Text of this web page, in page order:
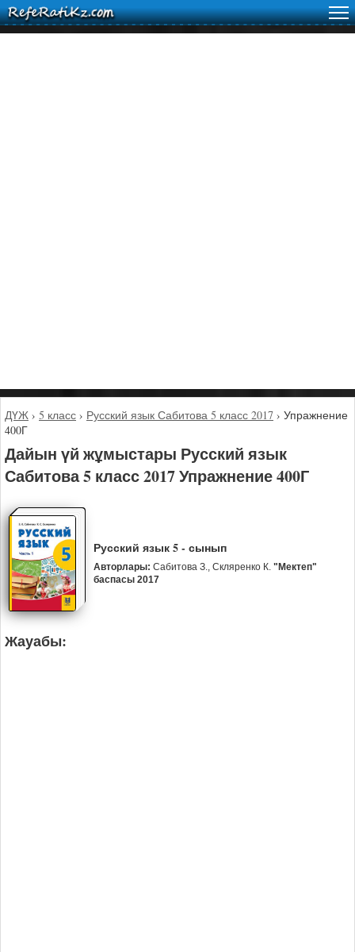
ДҮЖ › 5 класс › Русский язык Сабитова 5 класс 2017 › Упражнение
400Г
Дайын үй жұмыстары Русский язык
Сабитова 5 класс 2017 Упражнение 400Г
Русский язык 5 - сынып
Авторлары: Сабитова З., Скляренко К. "Мектеп"
баспасы 2017
Жауабы: